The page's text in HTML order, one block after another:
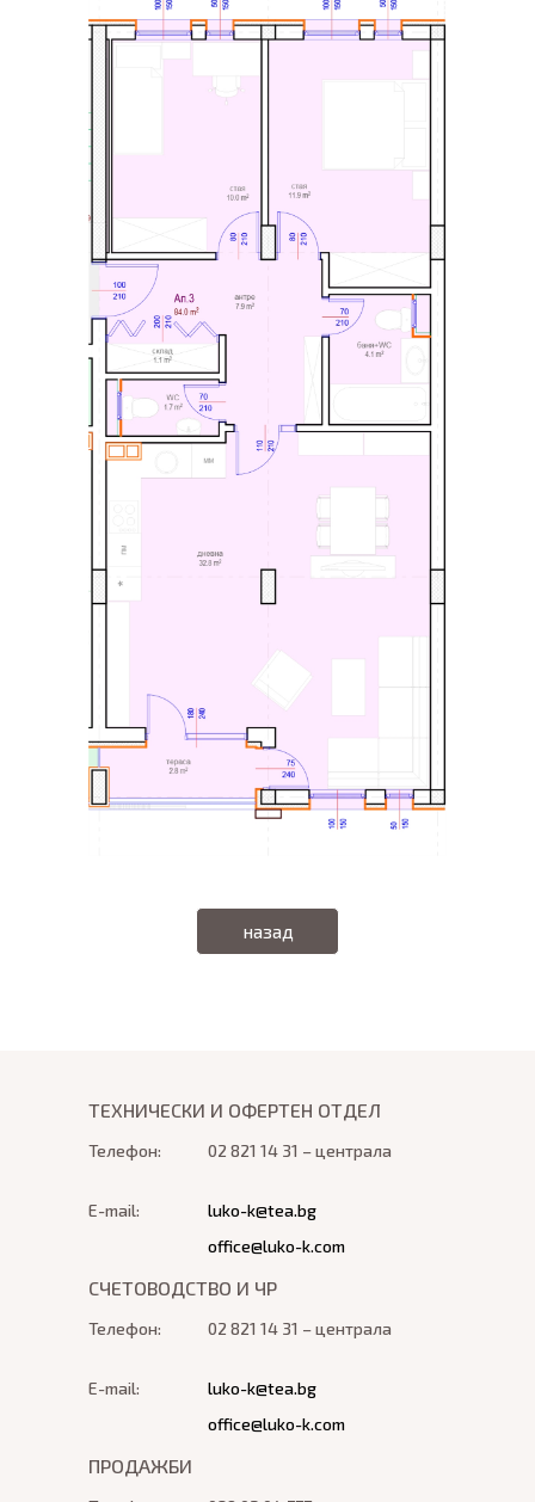
назад
ТЕХНИЧЕСКИ И ОФЕРТЕН ОТДЕЛ
Телефон: 02 821 14 31 – централа
E-mail:
luko-k@tea.bg
office@luko-k.com
СЧЕТОВОДСТВО И ЧР
Телефон: 02 821 14 31 – централа
E-mail:
luko-k@tea.bg
office@luko-k.com
ПРОДАЖБИ